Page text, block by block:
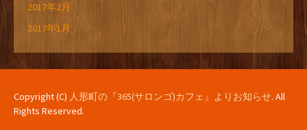
2017年2月
2017年1月
Copyright (C) 人形町の『365(サロンゴ)カフェ』よりお知らせ. All
Rights Reserved.